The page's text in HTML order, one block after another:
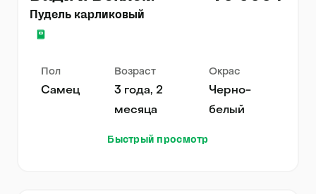
Пудель карликовый
Пол
Самец
Возраст
3 года, 2
месяца
Окрас
Черно-
белый
Быстрый просмотр